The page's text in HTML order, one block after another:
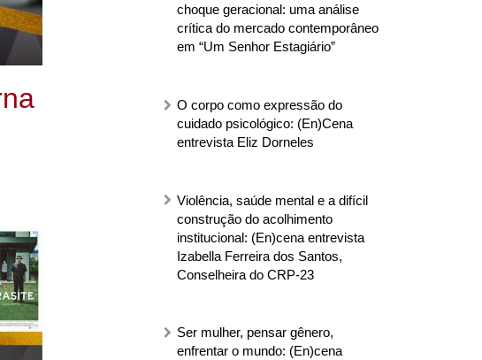
choque geracional: uma análise
crítica do mercado contemporâneo
em “Um Senhor Estagiário”
O corpo como expressão do
cuidado psicológico: (En)Cena
entrevista Eliz Dorneles
Violência, saúde mental e a difícil
construção do acolhimento
institucional: (En)cena entrevista
Izabella Ferreira dos Santos,
Conselheira do CRP-23
Ser mulher, pensar gênero,
enfrentar o mundo: (En)cena